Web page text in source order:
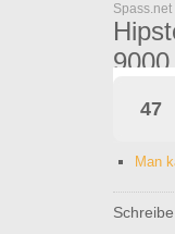
Spass.net
9000
47
Man